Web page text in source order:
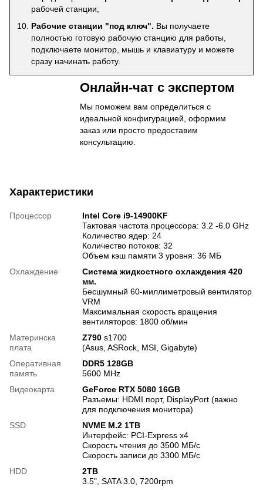
рабочей станции;
Рабочие станции "под ключ". Вы получаете
полностью готовую рабочую станцию для работы,
подключаете монитор, мышь и клавиатуру и можете
сразу начинать работу.
Онлайн-чат с экспертом
Мы поможем вам определиться с
идеальной конфигурацией, оформим
заказ или просто предоставим
консультацию.
Характеристики
Процессор
Intel Core i9-14900KF
Тактовая частота процессора: 3.2 -6.0 GHz
Количество ядер: 24
Количество потоков: 32
Объем кэш памяти 3 уровня: 36 МБ
Охлаждение
Система жидкостного охлаждения 420
мм.
Бесшумный 60-миллиметровый вентилятор
VRM
Максимальная скорость вращения
вентиляторов: 1800 об/мин
Материнска
плата
Z790 s1700
(Asus, ASRock, MSI, Gigabyte)
Оперативная
память
DDR5 128GB
5600 MHz
Видеокарта
GeForce RTX 5080 16GB
Разъемы: HDMI порт, DisplayPort (важно
для подключения монитора)
SSD
NVME M.2 1TB
Интерфейс: PCI-Express x4
Скорость чтения до 3500 МБ/с
Скорость записи до 3300 МБ/с
HDD
2TB
3.5", SATA 3.0, 7200rpm